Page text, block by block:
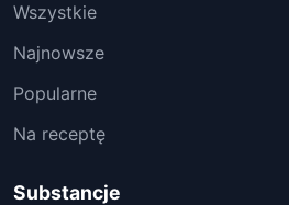
Wszystkie
Najnowsze
Popularne
Na receptę
Substancje